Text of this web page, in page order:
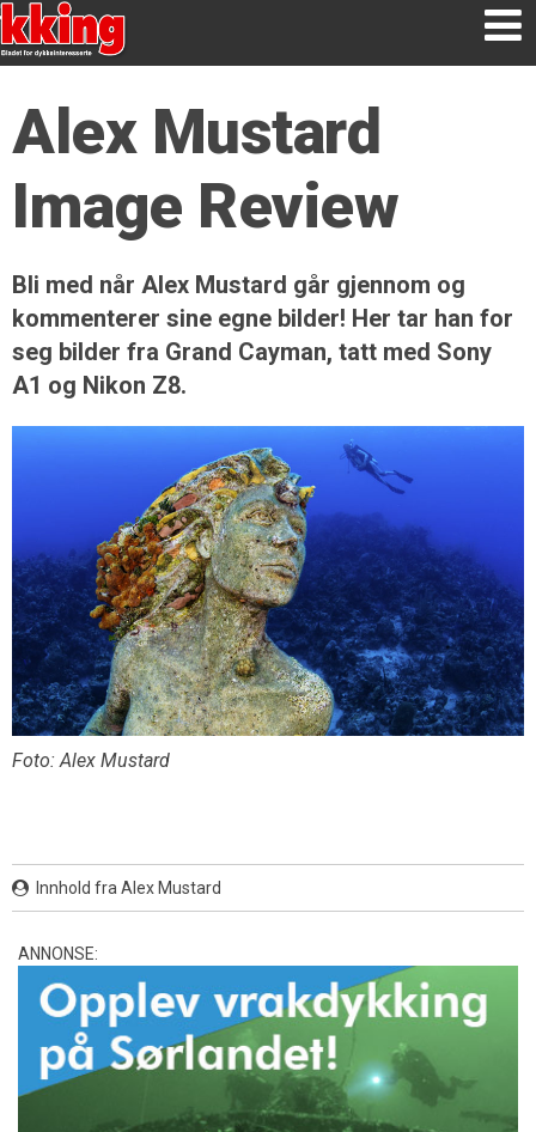
Alex Mustard
Image Review
Bli med når Alex Mustard går gjennom og
kommenterer sine egne bilder! Her tar han for
seg bilder fra Grand Cayman, tatt med Sony
A1 og Nikon Z8.
Foto: Alex Mustard
Innhold fra Alex Mustard
ANNONSE: